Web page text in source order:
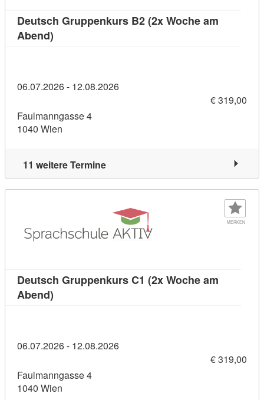
Deutsch Gruppenkurs B2 (2x Woche am
Abend)
06.07.2026 - 12.08.2026
€ 319,00
Faulmanngasse 4
1040 Wien
11 weitere Termine
MERKEN
Deutsch Gruppenkurs C1 (2x Woche am
Abend)
06.07.2026 - 12.08.2026
€ 319,00
Faulmanngasse 4
1040 Wien